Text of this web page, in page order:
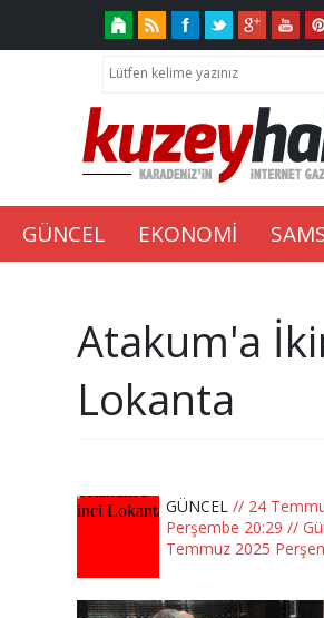
GÜNCEL EKONOMİ
Atakum'a
Lokanta
GÜNCEL // 24
Perşembe 20:29 //
Temmuz 2025